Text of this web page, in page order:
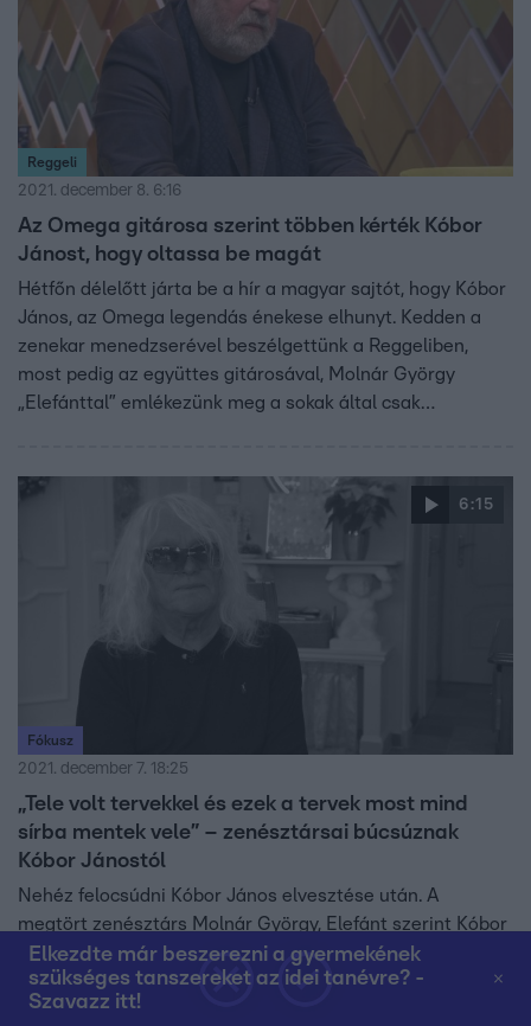
Elkezdte már beszerezni a gyermekének
szükséges tanszereket az idei tanévre? -
Szavazz itt!
Reggeli
2021. december 8. 6:16
Az Omega gitárosa szerint többen kérték Kóbor
Jánost, hogy oltassa be magát
Hétfőn délelőtt járta be a hír a magyar sajtót, hogy Kóbor
János, az Omega legendás énekese elhunyt. Kedden a
zenekar menedzserével beszélgettünk a Reggeliben,
most pedig az együttes gitárosával, Molnár György
„Elefánttal” emlékezünk meg a sokak által csak
6:15
Fókusz
2021. december 7. 18:25
„Tele volt tervekkel és ezek a tervek most mind
sírba mentek vele” – zenésztársai búcsúznak
Kóbor Jánostól
Nehéz felocsúdni Kóbor János elvesztése után. A
megtört zenésztárs Molnár György, Elefánt szerint Kóbor
Jánossal az Omega is meghalt, a közös élmények ugyan
megmaradnak de nagy, közös terveiket a frontember
magával vitte. Zorán megrendülten emlékezik Kóbor